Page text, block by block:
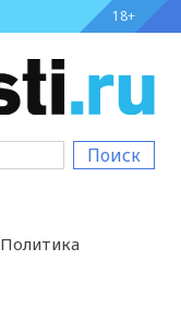
18+
Поиск
Политика